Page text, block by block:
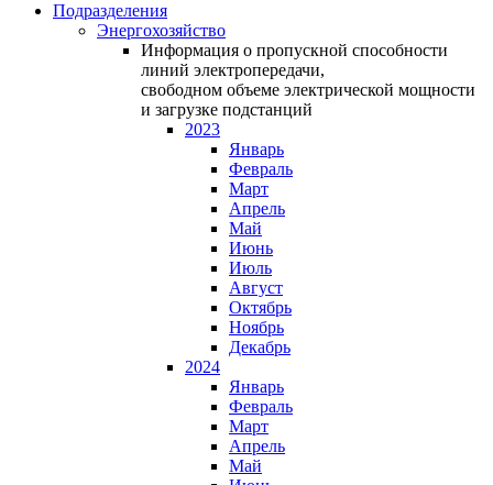
Подразделения
Энергохозяйство
Информация о пропускной способности
линий электропередачи,
свободном объеме электрической мощности
и загрузке подстанций
2023
Январь
Февраль
Март
Апрель
Май
Июнь
Июль
Август
Октябрь
Ноябрь
Декабрь
2024
Январь
Февраль
Март
Апрель
Май